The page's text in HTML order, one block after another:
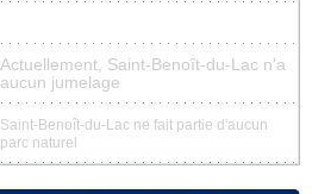
Actuellement, Saint-Benoît-du-Lac n'a
aucun jumelage
Saint-Benoît-du-Lac ne fait partie d'aucun
parc naturel